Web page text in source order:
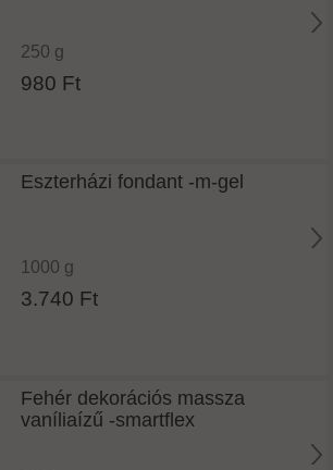
250 g
980 Ft
Eszterházi fondant -m-gel
1000 g
3.740 Ft
Fehér dekorációs massza
vaníliaízű -smartflex